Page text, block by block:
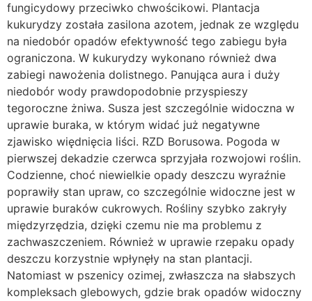
fungicydowy przeciwko chwościkowi. Plantacja
kukurydzy została zasilona azotem, jednak ze względu
na niedobór opadów efektywność tego zabiegu była
ograniczona. W kukurydzy wykonano również dwa
zabiegi nawożenia dolistnego. Panująca aura i duży
niedobór wody prawdopodobnie przyspieszy
tegoroczne żniwa. Susza jest szczególnie widoczna w
uprawie buraka, w którym widać już negatywne
zjawisko więdnięcia liści. RZD Borusowa. Pogoda w
pierwszej dekadzie czerwca sprzyjała rozwojowi roślin.
Codzienne, choć niewielkie opady deszczu wyraźnie
poprawiły stan upraw, co szczególnie widoczne jest w
uprawie buraków cukrowych. Rośliny szybko zakryły
międzyrzędzia, dzięki czemu nie ma problemu z
zachwaszczeniem. Również w uprawie rzepaku opady
deszczu korzystnie wpłynęły na stan plantacji.
Natomiast w pszenicy ozimej, zwłaszcza na słabszych
kompleksach glebowych, gdzie brak opadów widoczny